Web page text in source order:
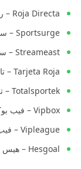
Roja Directa – روخا ديريكتا
Sportsurge – سبورت سيرج
Streameast – ستريم إيست
Tarjeta Roja – تارخيتا روخا
Totalsportek – توتال سبورتك
Vipbox – فيب بوكس
Vipleague – فيب ليج
Hesgoal – هيس جول